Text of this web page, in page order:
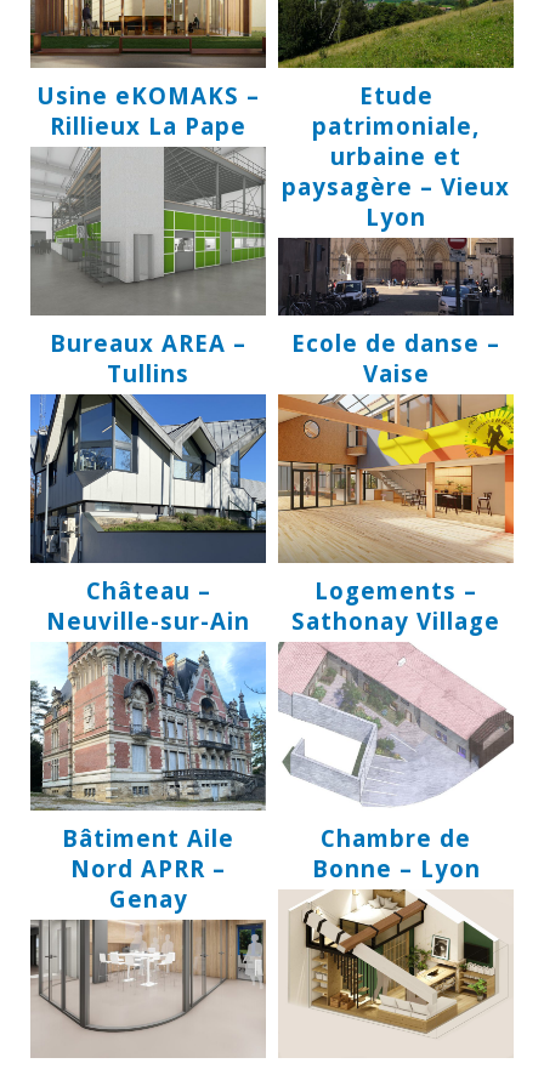
Usine eKOMAKS –
Rillieux La Pape
Etude
patrimoniale,
urbaine et
paysagère – Vieux
Lyon
Bureaux AREA –
Tullins
Ecole de danse –
Vaise
Château –
Neuville-sur-Ain
Logements –
Sathonay Village
Bâtiment Aile
Nord APRR –
Genay
Chambre de
Bonne – Lyon